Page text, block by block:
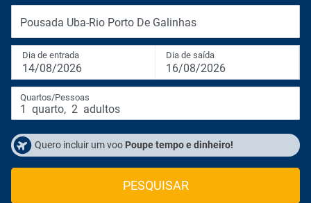
Pousada Uba-Rio Porto De Galinhas
Dia de entrada
14/08/2026
Dia de saída
16/08/2026
Quartos/Pessoas
1 quarto, 2 adultos
Quero incluir um voo Poupe tempo e dinheiro!
PESQUISAR